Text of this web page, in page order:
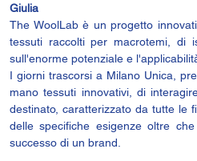
Giulia
The WoolLab è un progetto
tessuti raccolti per macrotemi, di
sull'enorme potenziale e
I giorni trascorsi a Milano Unica,
mano tessuti innovativi, di
destinato, caratterizzato da tutte le
delle specifiche esigenze oltre
successo di un brand.